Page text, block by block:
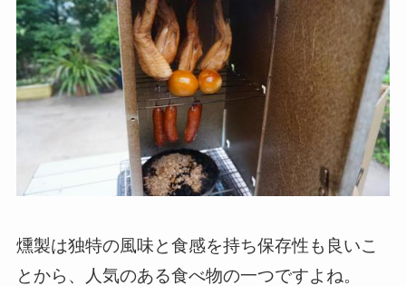
燻製は独特の風味と食感を持ち保存性も良いこ
とから、人気のある食べ物の一つですよね。